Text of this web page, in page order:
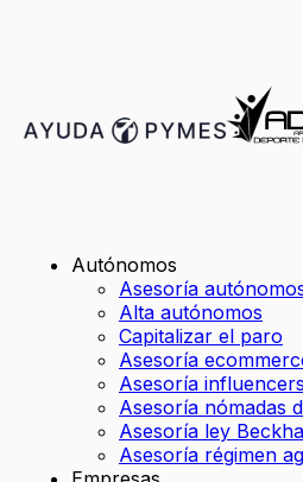
Autónomos
Asesoría
Alta autónomos
Capitalizar el paro
Asesoría
Asesoría influencers
Asesoría nómadas
Asesoría ley
Asesoría régimen